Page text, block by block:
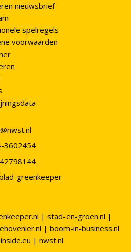
nieuwsbrief
spelregels
voorwaarden
3602454
greenkeeper
| stad-en-groen.nl |
| boom-in-business.nl
| nwst.nl